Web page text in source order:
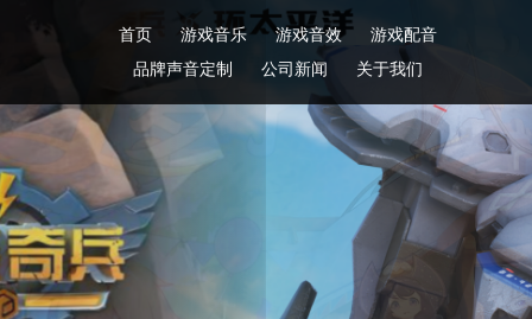
首页 游戏音乐 游戏音效
游戏配音
品牌声音定制
公司新闻 关于我们